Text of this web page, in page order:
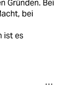
Gründen. Bei
bei
ist es